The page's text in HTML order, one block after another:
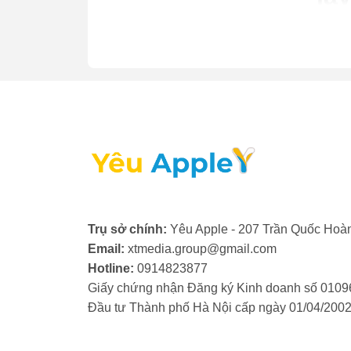
Hãy
Trụ sở chính: Yêu Apple - 207 Trần Quốc
Email: xtmedia.group@gmail.com
Hotline: 0914823877
Giấy chứng nhận Đăng ký Kinh doanh số
Đầu tư Thành phố Hà Nội cấp ngày 01/04/2002